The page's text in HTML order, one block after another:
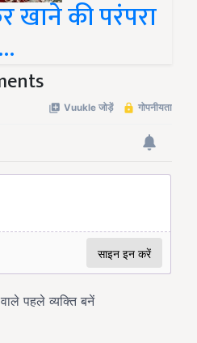
खाने की परंपरा